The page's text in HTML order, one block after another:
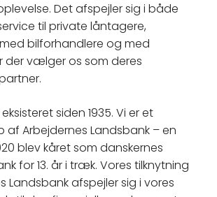
Det afspejler sig i både
til private låntagere,
bilforhandlere og med
der vælger os som deres
siden 1935. Vi er et
af Arbejdernes Landsbank – en
blev kåret som danskernes
for 13. år i træk. Vores tilknytning
Landsbank afspejler sig i vores